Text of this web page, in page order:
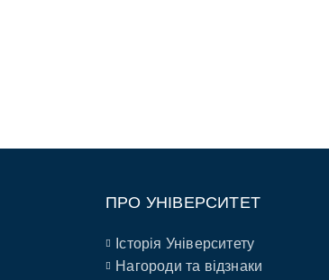
ПРО УНІВЕРСИТЕТ
Історія Університету
Нагороди та відзнаки